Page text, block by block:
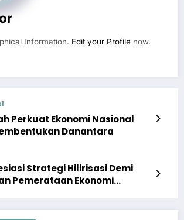
Information. Edit your Profile now.
Perkuat Ekonomi Nasional
Danantara
Strategi Hilirisasi Demi
Pemerataan Ekonomi